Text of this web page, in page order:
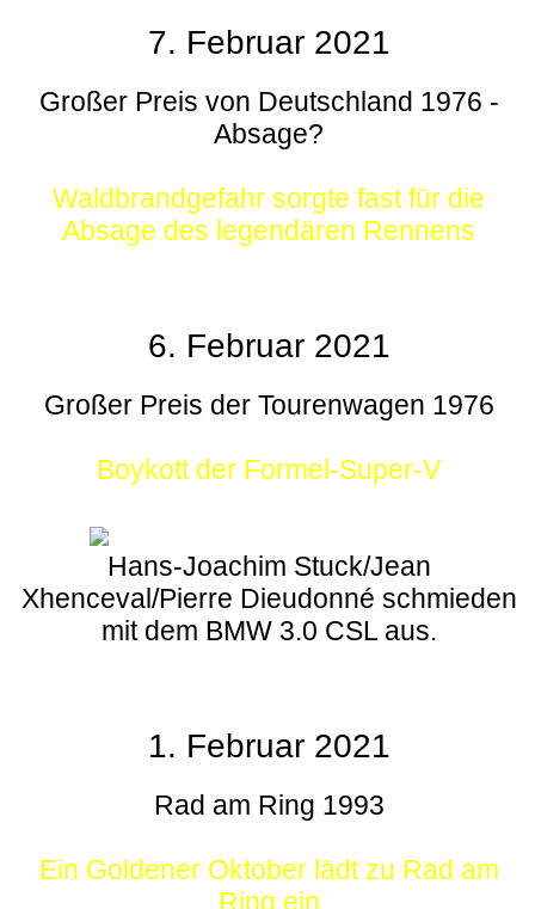
7. Februar 2021
Großer Preis von Deutschland 1976 -
Absage?
Waldbrandgefahr sorgte fast für die
Absage des legendären Rennens
6. Februar 2021
Großer Preis der Tourenwagen 1976
Boykott der Formel-Super-V
Hans-Joachim Stuck/Jean
Xhenceval/Pierre Dieudonné schmieden
mit dem BMW 3.0 CSL aus.
1. Februar 2021
Rad am Ring 1993
Ein Goldener Oktober lädt zu Rad am
Ring ein